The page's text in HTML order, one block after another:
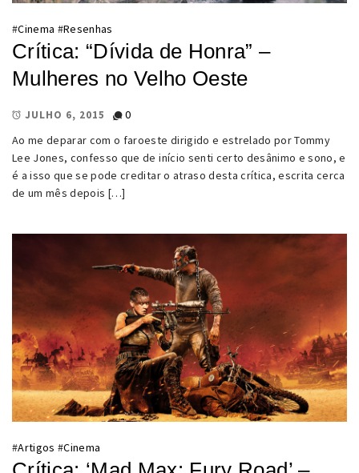
#Cinema #Resenhas
Crítica: “Dívida de Honra” –
Mulheres no Velho Oeste
JULHO 6, 2015
0
Ao me deparar com o faroeste dirigido e estrelado por Tommy
Lee Jones, confesso que de início senti certo desânimo e sono, e
é a isso que se pode creditar o atraso desta crítica, escrita cerca
de um mês depois […]
#Artigos #Cinema